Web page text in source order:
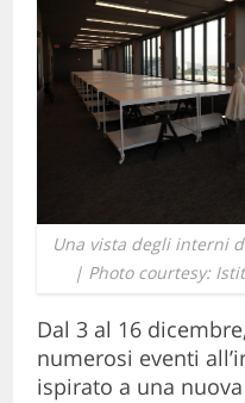
Una vista degli interni
| Photo courtesy:
Dal 3 al 16
numerosi eventi
ispirato a una